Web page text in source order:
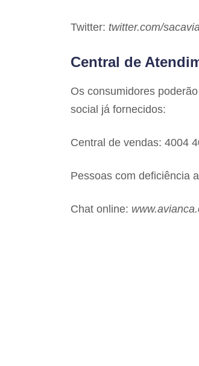
Twitter: twitter.com/
Central de
Os consumidores
social já fornecidos:
Central de vendas: 4004
Pessoas com deficiência
Chat online: